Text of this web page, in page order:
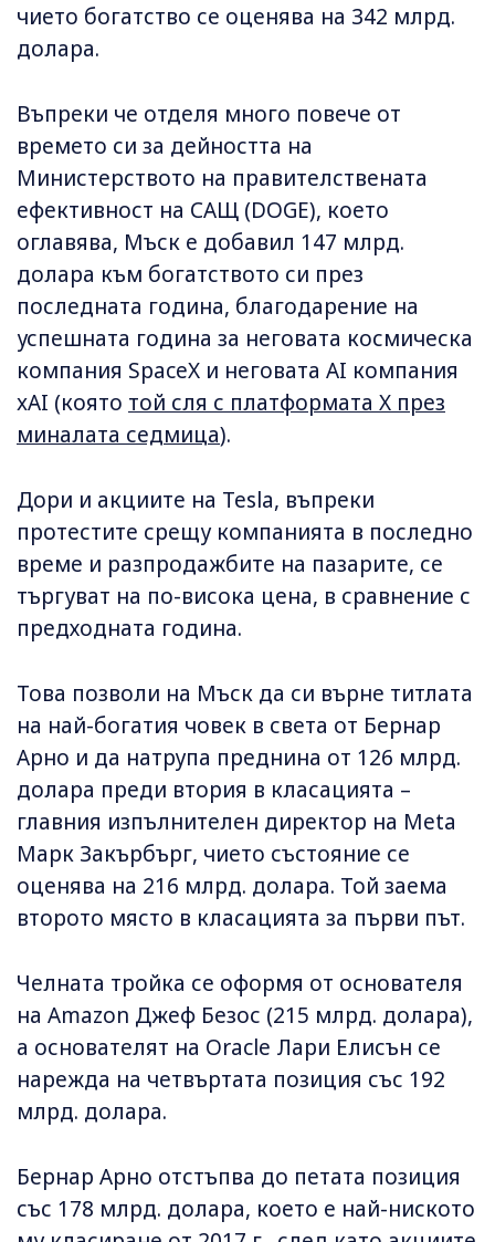
чието богатство се оценява на 342 млрд.
долара.
Въпреки че отделя много повече от
времето си за дейността на
Министерството на правителствената
ефективност на САЩ (DOGE), което
оглавява, Мъск е добавил 147 млрд.
долара към богатството си през
последната година, благодарение на
успешната година за неговата космическа
компания SpaceX и неговата AI компания
xAI (която той сля с платформата X през
миналата седмица).
Дори и акциите на Tesla, въпреки
протестите срещу компанията в последно
време и разпродажбите на пазарите, се
търгуват на по-висока цена, в сравнение с
предходната година.
Това позволи на Мъск да си върне титлата
на най-богатия човек в света от Бернар
Арно и да натрупа преднина от 126 млрд.
долара преди втория в класацията –
главния изпълнителен директор на Meta
Марк Закърбърг, чието състояние се
оценява на 216 млрд. долара. Той заема
второто място в класацията за първи път.
Челната тройка се оформя от основателя
на Amazon Джеф Безос (215 млрд. долара),
а основателят на Oracle Лари Елисън се
нарежда на четвъртата позиция със 192
млрд. долара.
Бернар Арно отстъпва до петата позиция
със 178 млрд. долара, което е най-ниското